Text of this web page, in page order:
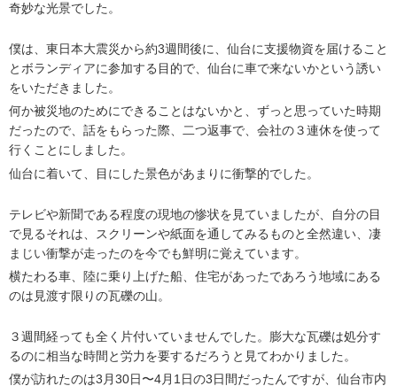
奇妙な光景でした。
僕は、東日本大震災から約3週間後に、仙台に支援物資を届けること
とボランディアに参加する目的で、仙台に車で来ないかという誘い
をいただきました。
何か被災地のためにできることはないかと、ずっと思っていた時期
だったので、話をもらった際、二つ返事で、会社の３連休を使って
行くことにしました。
仙台に着いて、目にした景色があまりに衝撃的でした。
テレビや新聞である程度の現地の惨状を見ていましたが、自分の目
で見るそれは、スクリーンや紙面を通してみるものと全然違い、凄
まじい衝撃が走ったのを今でも鮮明に覚えています。
横たわる車、陸に乗り上げた船、住宅があったであろう地域にある
のは見渡す限りの瓦礫の山。
３週間経っても全く片付いていませんでした。膨大な瓦礫は処分す
るのに相当な時間と労力を要するだろうと見てわかりました。
僕が訪れたのは3月30日〜4月1日の3日間だったんですが、仙台市内